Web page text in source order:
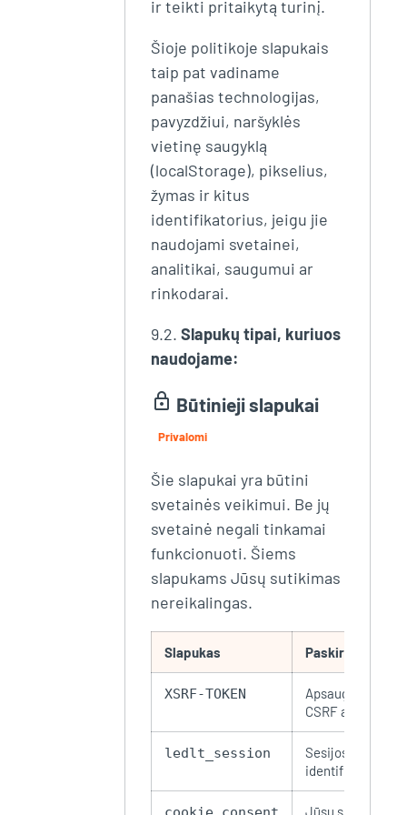
ir teikti pritaikytą turinį.
Šioje politikoje slapukais
taip pat vadiname
panašias technologijas,
pavyzdžiui, naršyklės
vietinę saugyklą
(localStorage), pikselius,
žymas ir kitus
identifikatorius, jeigu jie
naudojami svetainei,
analitikai, saugumui ar
rinkodarai.
9.2. Slapukų tipai, kuriuos
naudojame:
lock Būtinieji slapukai
Privalomi
Šie slapukai yra būtini
svetainės veikimui. Be jų
svetainė negali tinkamai
funkcionuoti. Šiems
slapukams Jūsų sutikimas
nereikalingas.
Slapukas Paskirtis
XSRF-TOKEN
Apsauga nuo
CSRF atakų
ledlt_session
Sesijos
identifikavimas
Jūsų slapukų